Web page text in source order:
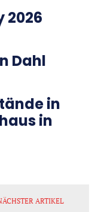
2026
Dahl
in
in
ARTIKEL